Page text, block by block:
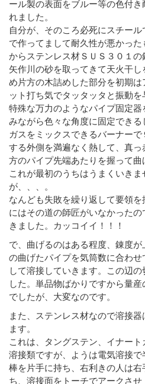
ール製の表面をブルー等の色付
れました。
自分が、そのころ必死にスチー
で作ってまして耐久性が悪かった
からステンレス材ＳＵＳ３０１
矢作川の砂を取ってきて天火干
め片方の木詰めした部分を初期
ット打ち気でタッタッタと振動
特殊な万力のようなパイプ固定
みながら色々な角度に固定でき
ガスをミックスできるバーナー
する外側を満遍なく熱して、真
方のパイプ先端あたりを握って曲
これが最初のうちはうまくいき
が、、、。
なんども失敗を繰り返して要領
にはその道の師匠がいなかった
きました。カッコイイ！！！
で、曲げるのはある程度、錬度
の曲げたパイプを気筒数に合わ
して溶接していきます。この辺
した。単品物ばかりですから量
でしたが、大変なのです。
また、ステンレス材なので溶接
ます。
これは、タングステン、イナー
溶接類ですが、ようは電気溶接
棒を片手に持ち、右利きの人は
ち、溶接面をトーチでアークさ